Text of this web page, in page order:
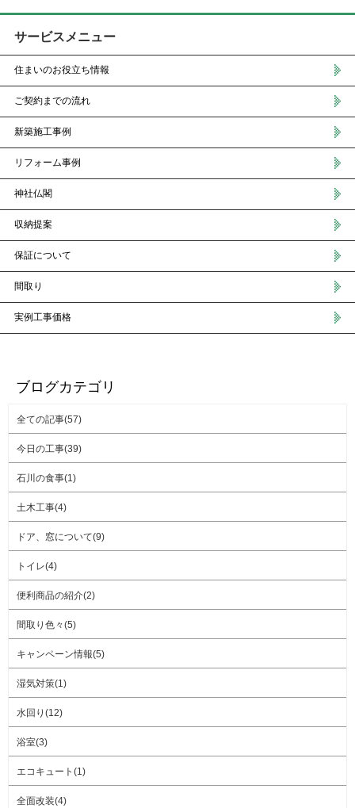
サービスメニュー
住まいのお役立ち情報
ご契約までの流れ
新築施工事例
リフォーム事例
神社仏閣
収納提案
保証について
間取り
実例工事価格
ブログカテゴリ
全ての記事(57)
今日の工事(39)
石川の食事(1)
土木工事(4)
ドア、窓について(9)
トイレ(4)
便利商品の紹介(2)
間取り色々(5)
キャンペーン情報(5)
湿気対策(1)
水回り(12)
浴室(3)
エコキュート(1)
全面改装(4)